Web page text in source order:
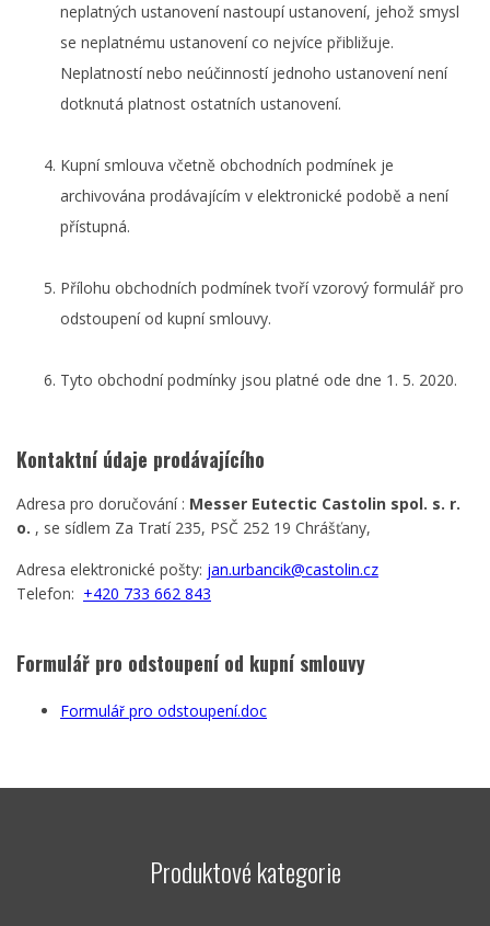
neplatných ustanovení nastoupí ustanovení, jehož smysl
se neplatnému ustanovení co nejvíce přibližuje.
Neplatností nebo neúčinností jednoho ustanovení není
dotknutá platnost ostatních ustanovení.
Kupní smlouva včetně obchodních podmínek je
archivována prodávajícím v elektronické podobě a není
přístupná.
Přílohu obchodních podmínek tvoří vzorový formulář pro
odstoupení od kupní smlouvy.
Tyto obchodní podmínky jsou platné ode dne 1. 5. 2020.
Kontaktní údaje prodávajícího
Adresa pro doručování : Messer Eutectic Castolin spol. s. r.
o. , se sídlem Za Tratí 235, PSČ 252 19 Chrášťany,
Adresa elektronické pošty: jan.urbancik@castolin.cz
Telefon: +420 733 662 843
Formulář pro odstoupení od kupní smlouvy
Formulář pro odstoupení.doc
Produktové kategorie